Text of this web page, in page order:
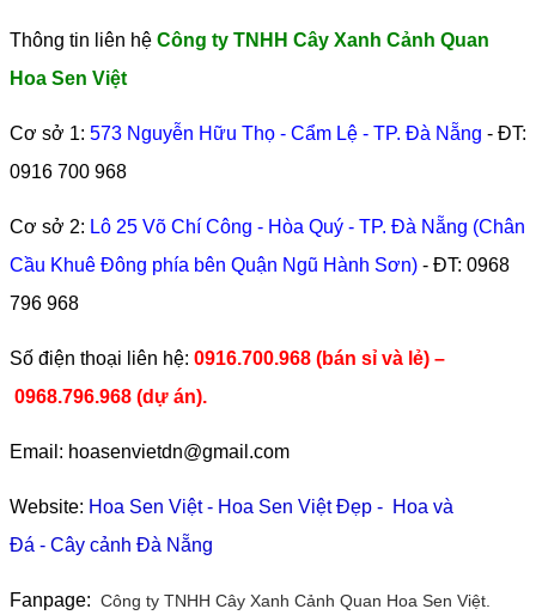
Thông tin liên hệ Công ty TNHH Cây Xanh Cảnh Quan
Hoa Sen Việt
Cơ sở 1: 573 Nguyễn Hữu Thọ - Cẩm Lệ - TP. Đà Nẵng - ĐT:
0916 700 968
Cơ sở 2: Lô 25 Võ Chí Công - Hòa Quý - TP. Đà Nẵng (Chân
Cầu Khuê Đông phía bên Quận Ngũ Hành Sơn) - ĐT: 0968
796 968
​Số điện thoại liên hệ: 0916.700.968 (bán sỉ và lẻ) –
0968.796.968 (dự án).
Email: hoasenvietdn@gmail.com
Website: Hoa Sen Việt- Hoa Sen Việt Đẹp - Hoa và
Đá - Cây cảnh Đà Nẵng
Fanpage: Công ty TNHH Cây Xanh Cảnh Quan Hoa Sen Việt.